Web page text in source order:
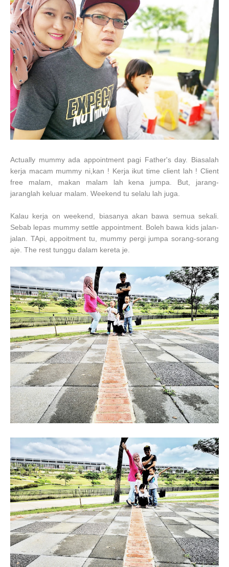
Actually mummy ada appointment pagi Father's day. Biasalah
kerja macam mummy ni,kan ! Kerja ikut time client lah ! Client
free malam, makan malam lah kena jumpa. But, jarang-
jaranglah keluar malam. Weekend tu selalu lah juga.
Kalau kerja on weekend, biasanya akan bawa semua sekali.
Sebab lepas mummy settle appointment. Boleh bawa kids jalan-
jalan. TApi, appoitment tu, mummy pergi jumpa sorang-sorang
aje. The rest tunggu dalam kereta je.